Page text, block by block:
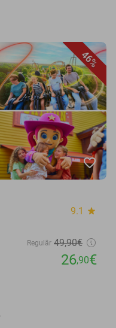
46%
favorite_border
9.1 star
Regulär 49,90€
26,90€